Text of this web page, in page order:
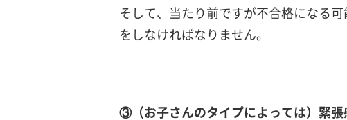
そして、当たり前ですが不合格になる
をしなければなりません。
③（お子さんのタイプによっては）緊張